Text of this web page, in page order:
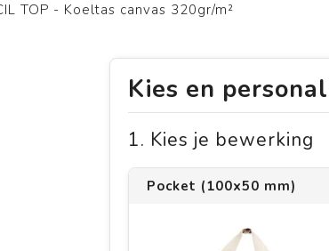
TOP - Koeltas canvas 320gr/m²
Kies en
1. Kies je bewerking
Pocket (100x50 mm)